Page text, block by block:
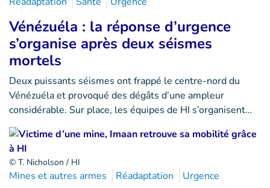
Vénézuéla : la réponse d’urgence
s’organise après deux séismes
mortels
Deux puissants séismes ont frappé le centre-nord du
Vénézuéla et provoqué des dégâts d’une ampleur
considérable. Sur place, les équipes de HI s’organisent…
© T. Nicholson / HI
Mines et autres armes Réadaptation Urgence